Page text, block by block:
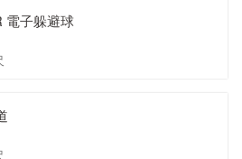
電子躲避球